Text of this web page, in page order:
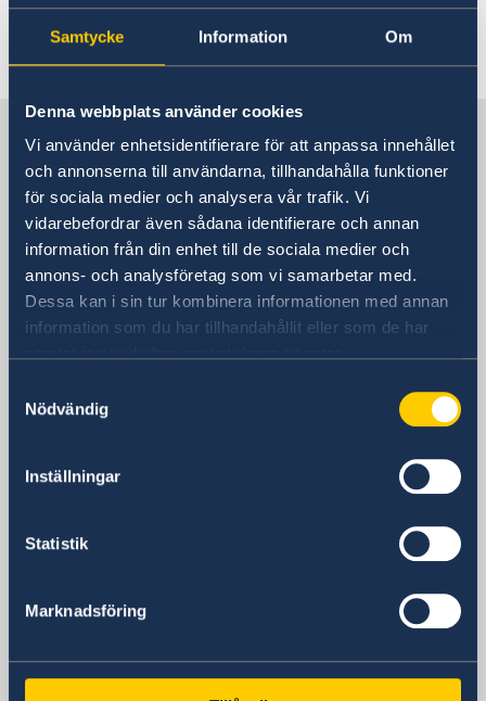
Samtycke Information Om
Denna webbplats använder cookies
Vi använder enhetsidentifierare för att anpassa innehållet
och annonserna till användarna, tillhandahålla funktioner
för sociala medier och analysera vår trafik. Vi
vidarebefordrar även sådana identifierare och annan
information från din enhet till de sociala medier och
annons- och analysföretag som vi samarbetar med.
Dessa kan i sin tur kombinera informationen med annan
information som du har tillhandahållit eller som de har
Nödvändig
Inställningar
Statistik
Marknadsföring
behöver för att ta nästa steg – enkelt
och samlat.
Sverige i USA, San Francisco
Sveriges generalkonsulat
Besöksadress
595 Market Street
San Francisco
Postadress
Consulate General of Sweden
San Francisco, CA 94105
+1 (415) 268-0800
Konsulära och passrelaterade frågor:
sanfrancisco.pass@gov.se
sanfrancisco@gov.se
Honorärkonsulat